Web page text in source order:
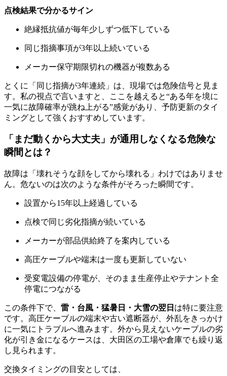
点検結果で分かるサイン
絶縁抵抗値が毎年少しずつ低下している
同じ指摘事項が3年以上続いている
メーカー保守期限切れの機器が複数ある
とくに「同じ指摘が3年連続」は、現場では危険信号と見ま
す。私の視点で言いますと、ここを越えると“ある年を境に
一気に故障確率が跳ね上がる”感覚があり、予防更新のタイ
ミングとして強くおすすめしています。
「まだ動くから大丈夫」が通用しなくなる危険な
瞬間とは？
故障は「壊れそうな顔をしてから壊れる」わけではありませ
ん。危ないのは次のような条件がそろった瞬間です。
設置から15年以上経過している
点検で同じ劣化指摘が続いている
メーカーが部品供給終了を案内している
高圧ケーブルや端末は一度も更新していない
受変電設備の停電が、そのまま生産停止やテナント全
停電につながる
この条件下で、 雷・台風・猛暑日・大雪の翌日 は特に要注意
です。高圧ケーブルの端末や古い遮断器が、外乱をきっかけ
に一気にトラブルへ進みます。外から見えないケーブルの劣
化が引き金になるケースは、大田区の工場や倉庫でも繰り返
し見られます。
交換タイミングの目安としては、